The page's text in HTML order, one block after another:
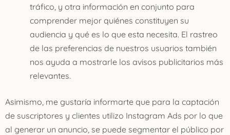
tráfico, y otra información en conjunto para
comprender mejor quiénes constituyen su
audiencia y qué es lo que esta necesita. El rastreo
de las preferencias de nuestros usuarios también
nos ayuda a mostrarle los avisos publicitarios más
relevantes.
Asimismo, me gustaría informarte que para la captación
de suscriptores y clientes utilizo Instagram Ads por lo que
al generar un anuncio, se puede segmentar el público por